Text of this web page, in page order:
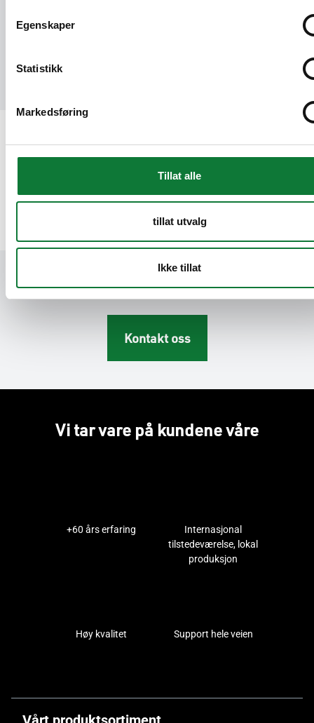
Egenskaper
Statistikk
Markedsføring
Tillat alle
tillat utvalg
Ikke tillat
Hydro CIRCAL 75R. Et komplett bibliotek
Last ned
Se våre brosjyrer og last ned tekniske dokumenter du
Kontakt oss
Kontakt oss
Vi tar vare på kundene våre
+60 års erfaring
Internasjonal
tilstedeværelse, lokal
produksjon
Høy kvalitet Support hele veien